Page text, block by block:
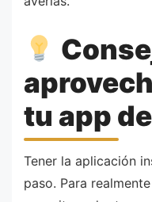
tu app
Tener la aplicación
paso. Para